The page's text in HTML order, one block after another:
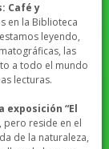
Café y
en la Biblioteca
leyendo,
las
a todo el mundo
lecturas.
exposición “El
pero reside en el
de la naturaleza,